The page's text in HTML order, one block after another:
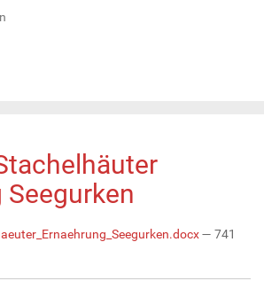
Seegurken
— 741